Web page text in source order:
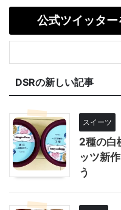
公式ツイッタ
DSRの新しい記事
スイーツ
2種の白
ッツ新
う